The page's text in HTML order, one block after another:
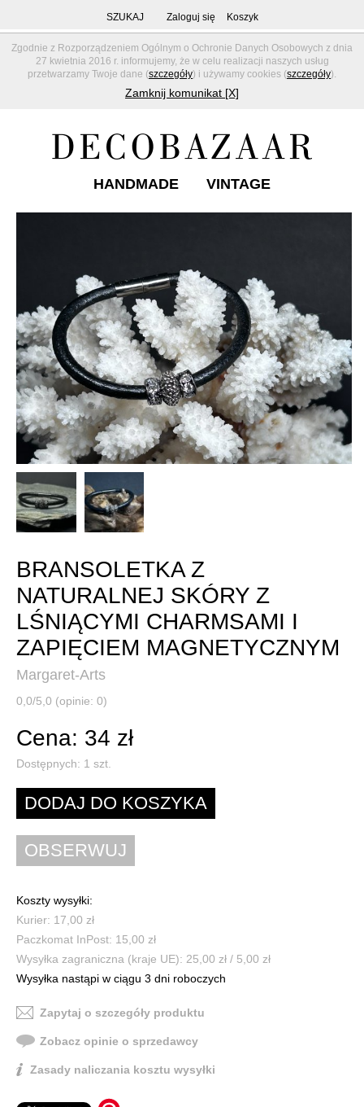
Zgodnie z Rozporządzeniem Ogólnym o Ochronie Danych Osobowych z dnia
27 kwietnia 2016 r. informujemy, że w celu realizacji naszych usług
przetwarzamy Twoje dane (szczegóły) i używamy cookies (szczegóły).
Zamknij komunikat [X]
SZUKAJ Zaloguj się Koszyk
HANDMADE VINTAGE
BRANSOLETKA Z
NATURALNEJ SKÓRY Z
LŚNIĄCYMI CHARMSAMI I
ZAPIĘCIEM MAGNETYCZNYM
Margaret-Arts
0,0/5,0 (opinie: 0)
Cena: 34 zł
Dostępnych: 1 szt.
Koszty wysyłki:
Kurier: 17,00 zł
Paczkomat InPost: 15,00 zł
Wysyłka zagraniczna (kraje UE): 25,00 zł / 5,00 zł
Wysyłka nastąpi w ciągu 3 dni roboczych
Zapytaj o szczegóły produktu
Zobacz opinie o sprzedawcy
Zasady naliczania kosztu wysyłki